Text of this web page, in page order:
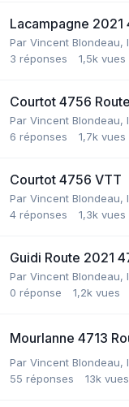
Lacampagne 2021
Par Vincent Blondeau,
3 réponses 1,5k vues
Courtot 4756 Route
Par Vincent Blondeau,
6 réponses 1,7k vues
Courtot 4756 VTT
Par Vincent Blondeau,
4 réponses 1,3k vues
Guidi Route 2021
Par Vincent Blondeau,
0 réponse 1,2k vues
Mourlanne 4713
Par Vincent Blondeau,
55 réponses 13k vues